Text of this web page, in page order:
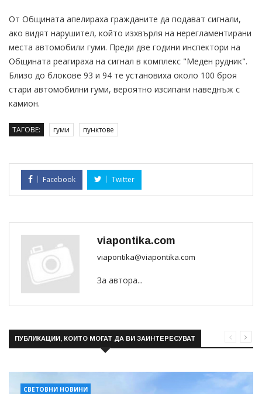
От Общината апелираха гражданите да подават сигнали,
ако видят нарушител, който изхвърля на нерегламентирани
места автомобили гуми. Преди две години инспектори на
Общината реагираха на сигнал в комплекс "Меден рудник".
Близо до блокове 93 и 94 те установиха около 100 броя
стари автомобилни гуми, вероятно изсипани наведнъж с
камион.
ТАГОВЕ: гуми пунктове
Facebook Twitter
viapontika.com
viapontika@viapontika.com
За автора...
ПУБЛИКАЦИИ, КОИТО МОГАТ ДА ВИ ЗАИНТЕРЕСУВАТ
СВЕТОВНИ НОВИНИ